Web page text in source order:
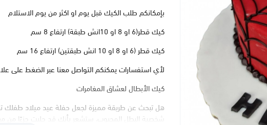
بإمكانكم طلب الكيك قبل يوم او اكثر من يوم الاستلام
كيك قطر(6 او 8 او 10انش طبقة) ارتفاع 8 سم
كيك قطر (6 او 8 او 10 انش طبقتين) ارتفاع 16 سم
لأي استفسارات يمكنكم التواصل معنا عبر الضغط على
كيك الأبطال لعشاق المغامرات
هل تبحث عن طريقة مميزة لجعل حفلة عيد ميلاد طفلك
شخصية البطل المحبوب، ستشعر بأنك قد جلبت جزءًا من